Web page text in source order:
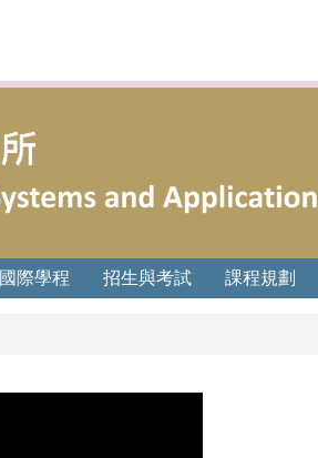
國際學程 招生與考試 課程規劃